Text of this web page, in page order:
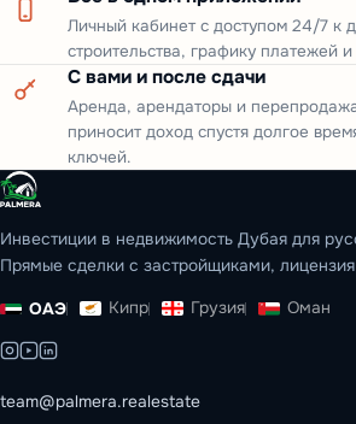
Личный кабинет с доступом 24/7 к
строительства, графику платежей
С вами и после сдачи
Аренда, арендаторы и
приносит доход спустя долгое
ключей.
Инвестиции в недвижимость Дубая для
Прямые сделки с застройщиками, лицензия
ОАЭ Кипр Грузия Оман
team@palmera.realestate